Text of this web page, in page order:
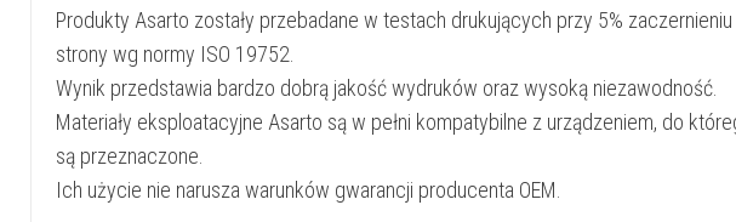
Produkty Asarto zostały przebadane w testach drukujących przy 5% zaczernieniu
strony wg normy ISO 19752.
Wynik przedstawia bardzo dobrą jakość wydruków oraz wysoką niezawodność.
Materiały eksploatacyjne Asarto są w pełni kompatybilne z urządzeniem, do
są przeznaczone.
Ich użycie nie narusza warunków gwarancji producenta OEM.